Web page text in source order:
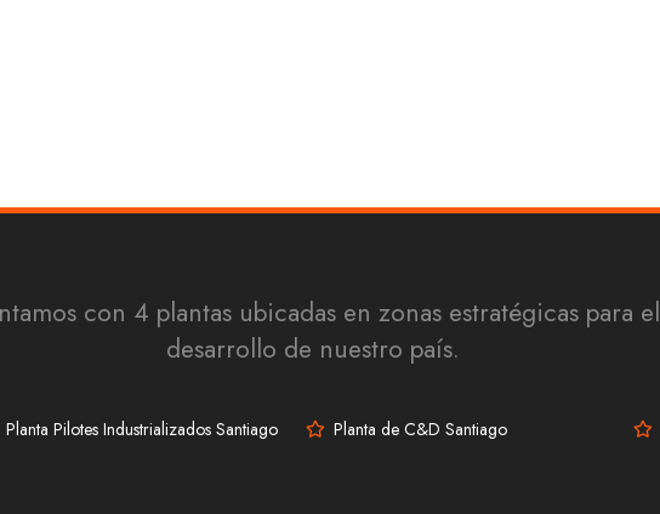
con 4 plantas ubicadas en zonas estratégicas para el
desarrollo de nuestro país.
Planta Pilotes Industrializados Santiago Planta de C&D Santiago